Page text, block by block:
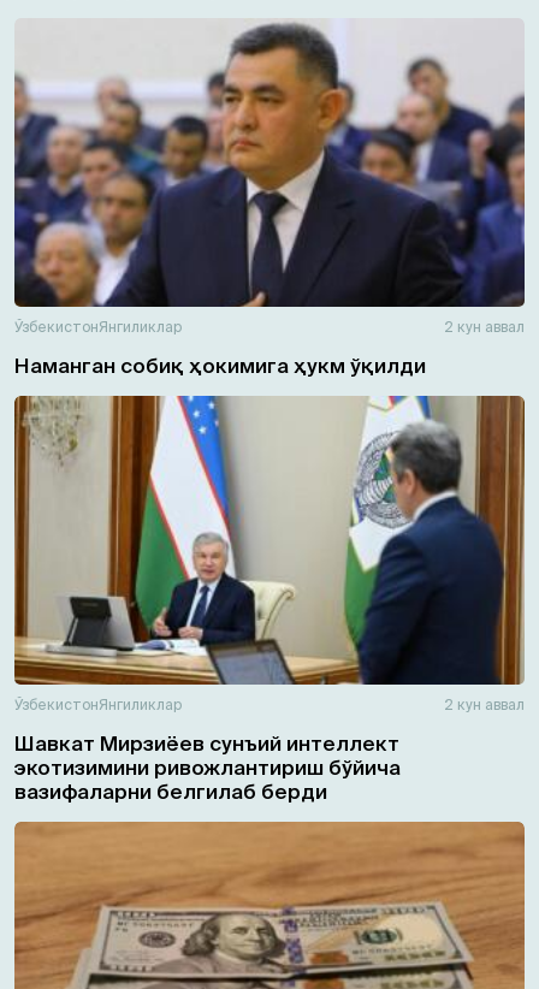
ЎзбекистонЯнгиликлар 2 кун аввал
Наманган собиқ ҳокимига ҳукм ўқилди
ЎзбекистонЯнгиликлар 2 кун аввал
Шавкат Мирзиёев сунъий интеллект
экотизимини ривожлантириш бўйича
вазифаларни белгилаб берди